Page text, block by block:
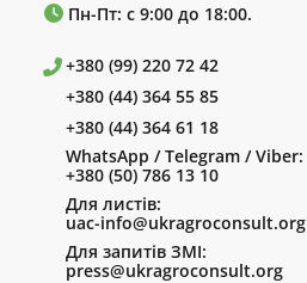
Пн-Пт: с 9:00 до 18:00.
+380 (99) 220 72 42
+380 (44) 364 55 85
+380 (44) 364 61 18
WhatsApp / Telegram / Viber:
+380 (50) 786 13 10
Для листів:
uac-info@ukragroconsult.org
Для запитів ЗМІ:
press@ukragroconsult.org